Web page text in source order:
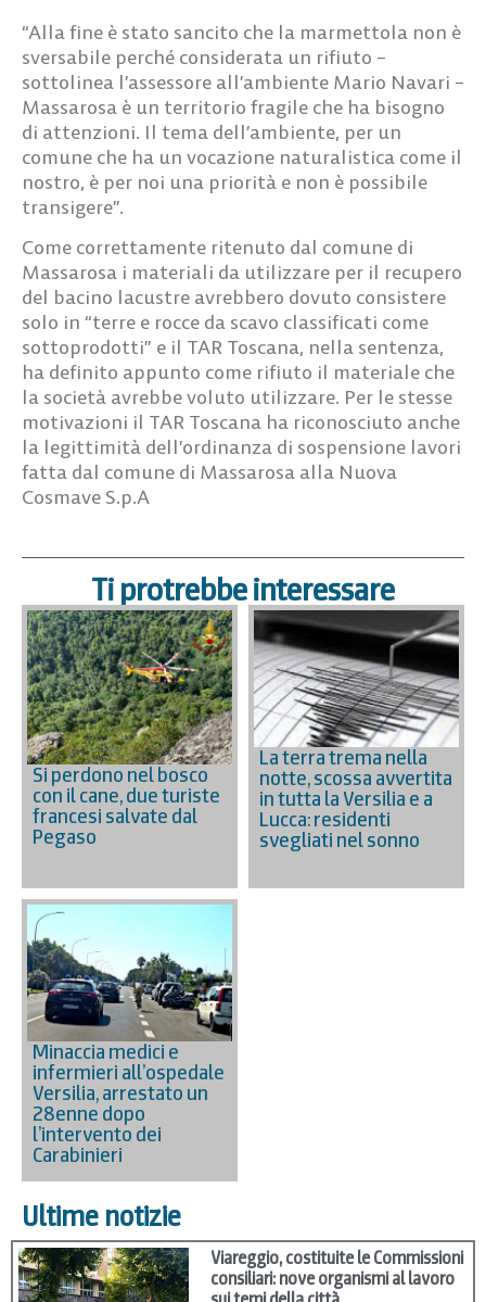
“Alla fine è stato sancito che la marmettola non è
sversabile perché considerata un rifiuto –
sottolinea l’assessore all’ambiente Mario Navari –
Massarosa è un territorio fragile che ha bisogno
di attenzioni. Il tema dell’ambiente, per un
comune che ha un vocazione naturalistica come il
nostro, è per noi una priorità e non è possibile
transigere”.
Come correttamente ritenuto dal comune di
Massarosa i materiali da utilizzare per il recupero
del bacino lacustre avrebbero dovuto consistere
solo in “terre e rocce da scavo classificati come
sottoprodotti” e il TAR Toscana, nella sentenza,
ha definito appunto come rifiuto il materiale che
la società avrebbe voluto utilizzare. Per le stesse
motivazioni il TAR Toscana ha riconosciuto anche
la legittimità dell’ordinanza di sospensione lavori
fatta dal comune di Massarosa alla Nuova
Cosmave S.p.A
Ti protrebbe interessare
Si perdono nel bosco
con il cane, due turiste
francesi salvate dal
Pegaso
La terra trema nella
notte, scossa avvertita
in tutta la Versilia e a
Lucca: residenti
svegliati nel sonno
Minaccia medici e
infermieri all’ospedale
Versilia, arrestato un
28enne dopo
l’intervento dei
Carabinieri
Ultime notizie
Viareggio, costituite le Commissioni
consiliari: nove organismi al lavoro